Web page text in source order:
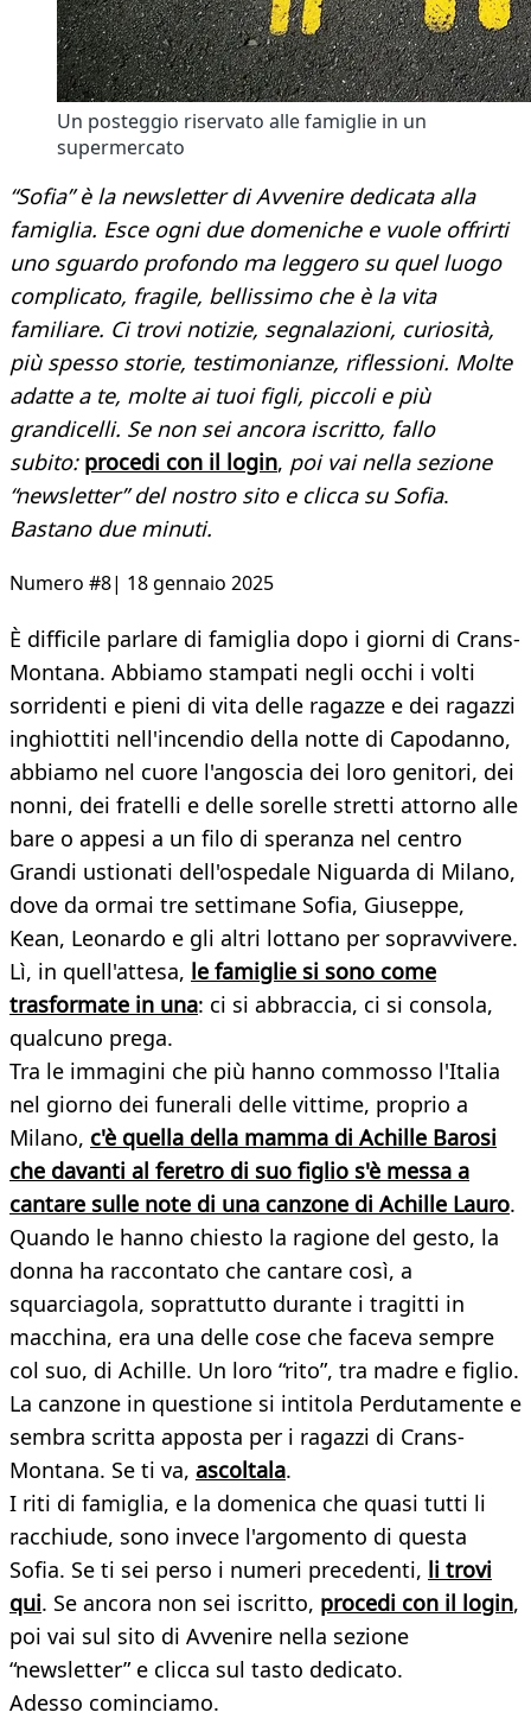
Un posteggio riservato alle famiglie in un
supermercato
“Sofia” è la newsletter di Avvenire dedicata alla
famiglia. Esce ogni due domeniche e vuole offrirti
uno sguardo profondo ma leggero su quel luogo
complicato, fragile, bellissimo che è la vita
familiare. Ci trovi notizie, segnalazioni, curiosità,
più spesso storie, testimonianze, riflessioni. Molte
adatte a te, molte ai tuoi figli, piccoli e più
grandicelli. Se non sei ancora iscritto, fallo
subito: procedi con il login, poi vai nella sezione
“newsletter” del nostro sito e clicca su Sofia.
Bastano due minuti.
Numero #8| 18 gennaio 2025
È difficile parlare di famiglia dopo i giorni di Crans-
Montana. Abbiamo stampati negli occhi i volti
sorridenti e pieni di vita delle ragazze e dei ragazzi
inghiottiti nell'incendio della notte di Capodanno,
abbiamo nel cuore l'angoscia dei loro genitori, dei
nonni, dei fratelli e delle sorelle stretti attorno alle
bare o appesi a un filo di speranza nel centro
Grandi ustionati dell'ospedale Niguarda di Milano,
dove da ormai tre settimane Sofia, Giuseppe,
Kean, Leonardo e gli altri lottano per sopravvivere.
Lì, in quell'attesa, le famiglie si sono come
trasformate in una: ci si abbraccia, ci si consola,
qualcuno prega.
Tra le immagini che più hanno commosso l'Italia
nel giorno dei funerali delle vittime, proprio a
Milano, c'è quella della mamma di Achille Barosi
che davanti al feretro di suo figlio s'è messa a
cantare sulle note di una canzone di Achille Lauro.
Quando le hanno chiesto la ragione del gesto, la
donna ha raccontato che cantare così, a
squarciagola, soprattutto durante i tragitti in
macchina, era una delle cose che faceva sempre
col suo, di Achille. Un loro “rito”, tra madre e figlio.
La canzone in questione si intitola Perdutamente e
sembra scritta apposta per i ragazzi di Crans-
Montana. Se ti va, ascoltala.
I riti di famiglia, e la domenica che quasi tutti li
racchiude, sono invece l'argomento di questa
Sofia. Se ti sei perso i numeri precedenti, li trovi
qui. Se ancora non sei iscritto, procedi con il login,
poi vai sul sito di Avvenire nella sezione
“newsletter” e clicca sul tasto dedicato.
Adesso cominciamo.